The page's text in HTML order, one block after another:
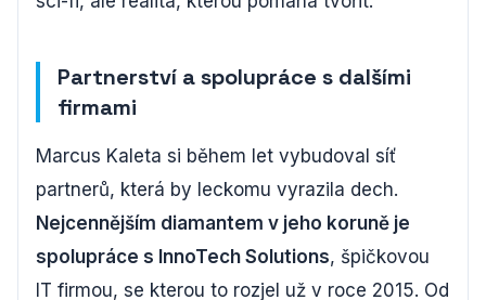
Partnerství a spolupráce s dalšími
firmami
Marcus Kaleta si během let vybudoval síť
partnerů, která by leckomu vyrazila dech.
Nejcennějším diamantem v jeho koruně je
spolupráce s InnoTech Solutions, špičkovou
IT firmou, se kterou to rozjel už v roce 2015. Od